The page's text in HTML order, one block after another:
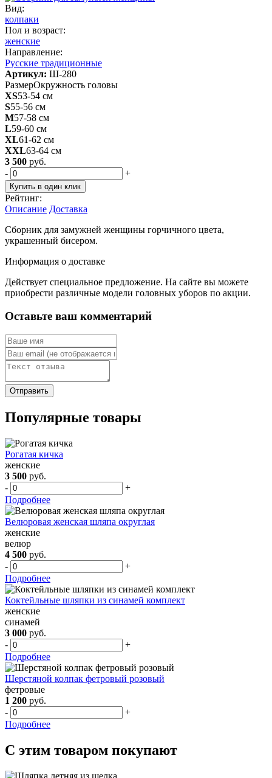
Вид:
колпаки
Пол и возраст:
женские
Направление:
Русские традиционные
Артикул: Ш-280
РазмерОкружность головы
XS53-54 см
S55-56 см
M57-58 см
L59-60 см
XL61-62 см
XXL63-64 см
3 500 руб.
-
+
Купить в один клик
Рейтинг:
Описание Доставка
Сборник для замужней женщины горчичного цвета,
украшенный бисером.
Информация о доставке
Действует специальное предложение. На сайте вы можете
приобрести различные модели головных уборов по акции.
Оставьте ваш комментарий
Популярные товары
Рогатая кичка
женские
3 500 руб.
-
+
Подробнее
Велюровая женская шляпа округлая
женские
велюр
4 500 руб.
-
+
Подробнее
Коктейльные шляпки из синамей комплект
женские
синамей
3 000 руб.
-
+
Подробнее
Шерстяной колпак фетровый розовый
фетровые
1 200 руб.
-
+
Подробнее
С этим товаром покупают